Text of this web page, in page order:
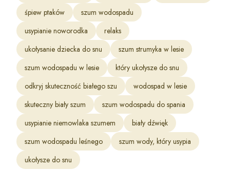
śpiew ptaków
szum wodospadu
usypianie noworodka
relaks
ukołysanie dziecka do snu
szum strumyka w lesie
szum wodospadu w lesie
który ukołysze do snu
odkryj skuteczność białego szu
wodospad w lesie
skuteczny biały szum
szum wodospadu do spania
usypianie niemowlaka szumem
biały dźwięk
szum wodospadu leśnego
szum wody, który usypia
ukołysze do snu